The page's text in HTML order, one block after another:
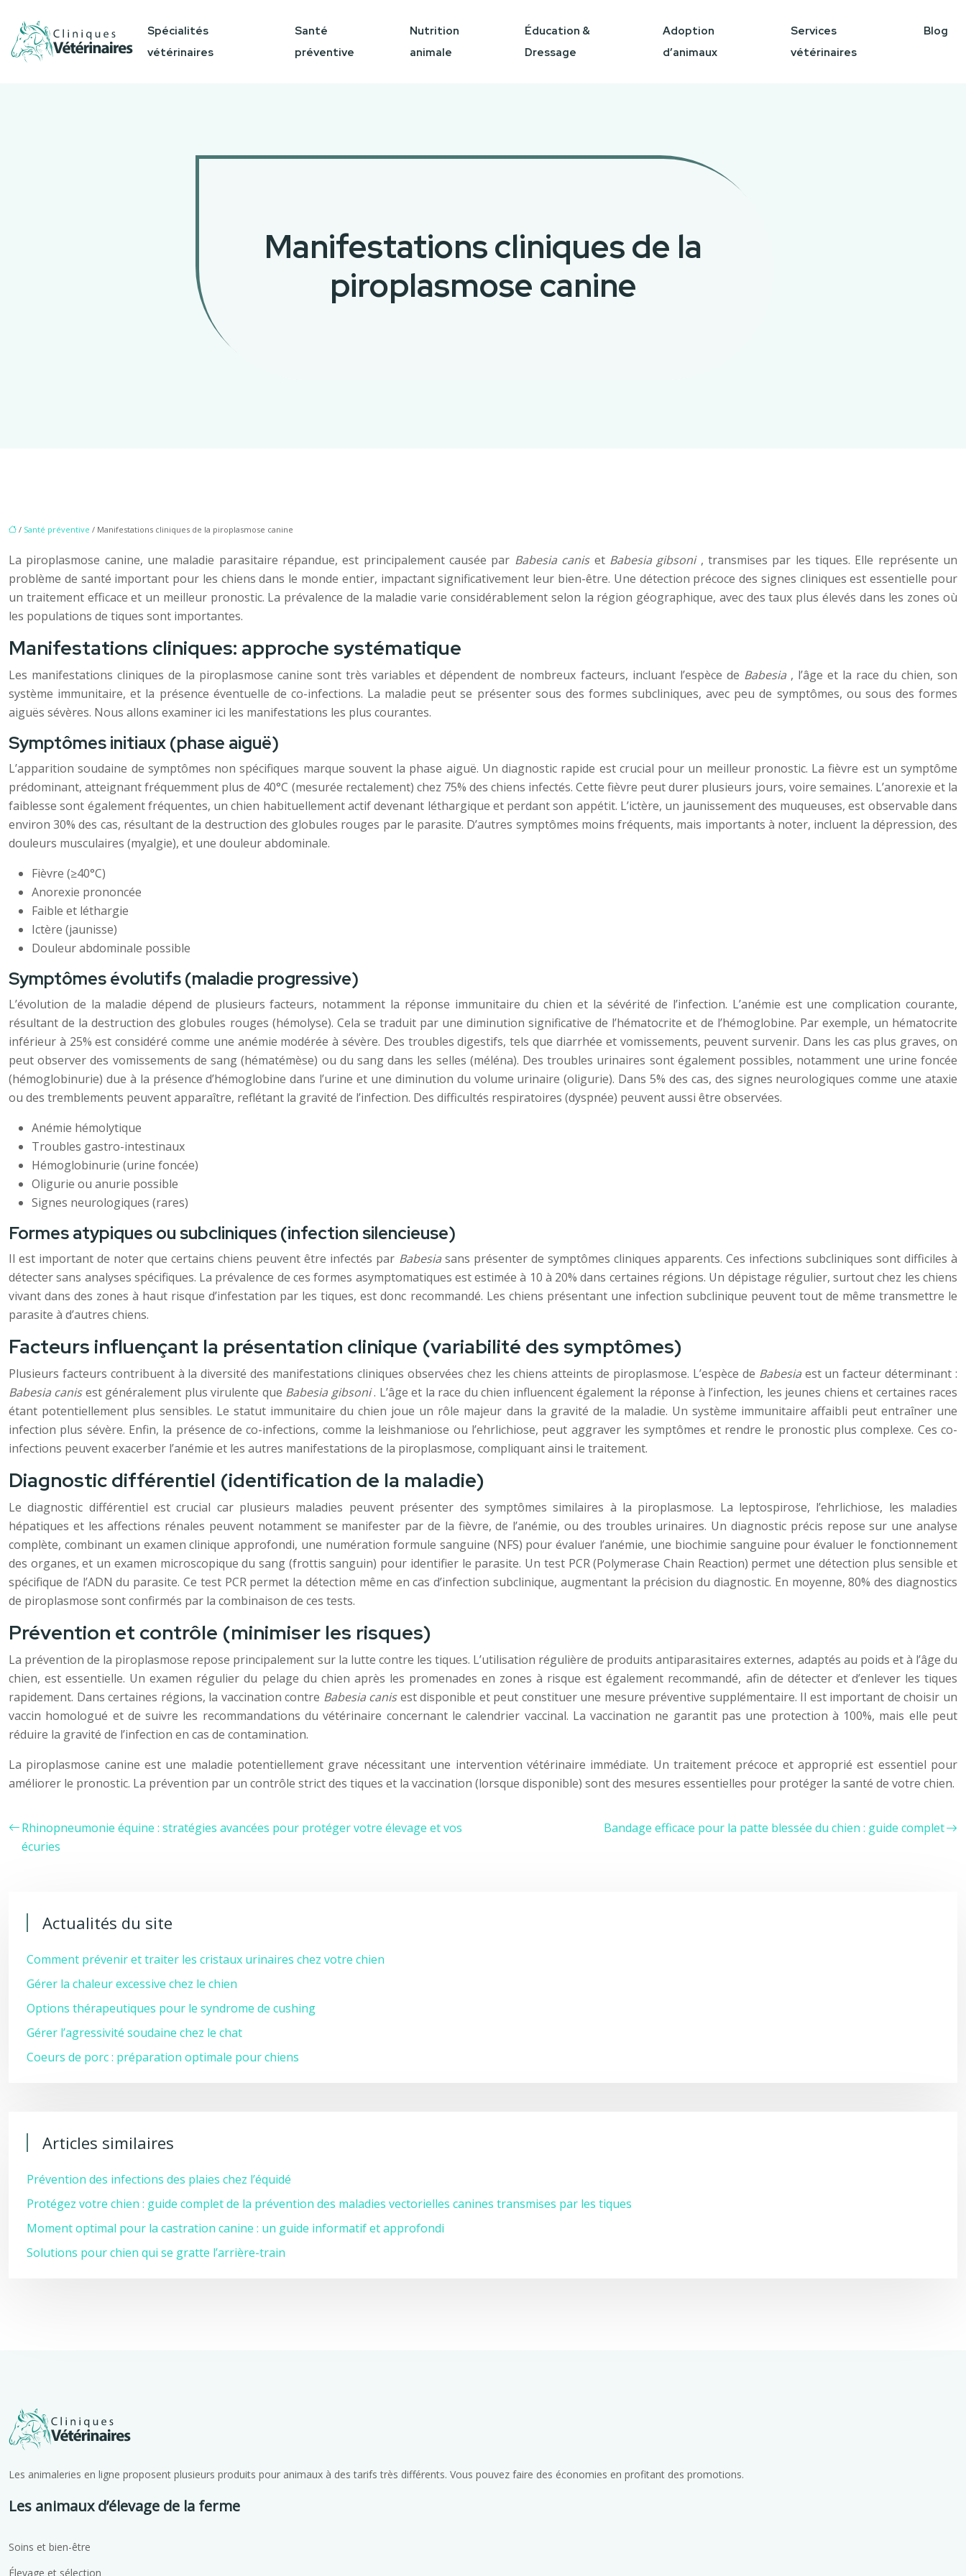
Spécialités
vétérinaires
Santé
préventive
Nutrition
animale
Éducation &
Dressage
Adoption
d’animaux
Services
vétérinaires
Blog
Manifestations cliniques de la
piroplasmose canine
/ Santé préventive / Manifestations cliniques de la piroplasmose canine
La piroplasmose canine, une maladie parasitaire répandue, est principalement causée par Babesia canis et Babesia gibsoni , transmises par les tiques. Elle représente un
problème de santé important pour les chiens dans le monde entier, impactant significativement leur bien-être. Une détection précoce des signes cliniques est essentielle pour
un traitement efficace et un meilleur pronostic. La prévalence de la maladie varie considérablement selon la région géographique, avec des taux plus élevés dans les zones où
les populations de tiques sont importantes.
Manifestations cliniques: approche systématique
Les manifestations cliniques de la piroplasmose canine sont très variables et dépendent de nombreux facteurs, incluant l’espèce de Babesia , l’âge et la race du chien, son
système immunitaire, et la présence éventuelle de co-infections. La maladie peut se présenter sous des formes subcliniques, avec peu de symptômes, ou sous des formes
aiguës sévères. Nous allons examiner ici les manifestations les plus courantes.
Symptômes initiaux (phase aiguë)
L’apparition soudaine de symptômes non spécifiques marque souvent la phase aiguë. Un diagnostic rapide est crucial pour un meilleur pronostic. La fièvre est un symptôme
prédominant, atteignant fréquemment plus de 40°C (mesurée rectalement) chez 75% des chiens infectés. Cette fièvre peut durer plusieurs jours, voire semaines. L’anorexie et la
faiblesse sont également fréquentes, un chien habituellement actif devenant léthargique et perdant son appétit. L’ictère, un jaunissement des muqueuses, est observable dans
environ 30% des cas, résultant de la destruction des globules rouges par le parasite. D’autres symptômes moins fréquents, mais importants à noter, incluent la dépression, des
douleurs musculaires (myalgie), et une douleur abdominale.
Fièvre (≥40°C)
Anorexie prononcée
Faible et léthargie
Ictère (jaunisse)
Douleur abdominale possible
Symptômes évolutifs (maladie progressive)
L’évolution de la maladie dépend de plusieurs facteurs, notamment la réponse immunitaire du chien et la sévérité de l’infection. L’anémie est une complication courante,
résultant de la destruction des globules rouges (hémolyse). Cela se traduit par une diminution significative de l’hématocrite et de l’hémoglobine. Par exemple, un hématocrite
inférieur à 25% est considéré comme une anémie modérée à sévère. Des troubles digestifs, tels que diarrhée et vomissements, peuvent survenir. Dans les cas plus graves, on
peut observer des vomissements de sang (hématémèse) ou du sang dans les selles (méléna). Des troubles urinaires sont également possibles, notamment une urine foncée
(hémoglobinurie) due à la présence d’hémoglobine dans l’urine et une diminution du volume urinaire (oligurie). Dans 5% des cas, des signes neurologiques comme une ataxie
ou des tremblements peuvent apparaître, reflétant la gravité de l’infection. Des difficultés respiratoires (dyspnée) peuvent aussi être observées.
Anémie hémolytique
Troubles gastro-intestinaux
Hémoglobinurie (urine foncée)
Oligurie ou anurie possible
Signes neurologiques (rares)
Formes atypiques ou subcliniques (infection silencieuse)
Il est important de noter que certains chiens peuvent être infectés par Babesia sans présenter de symptômes cliniques apparents. Ces infections subcliniques sont difficiles à
détecter sans analyses spécifiques. La prévalence de ces formes asymptomatiques est estimée à 10 à 20% dans certaines régions. Un dépistage régulier, surtout chez les chiens
vivant dans des zones à haut risque d’infestation par les tiques, est donc recommandé. Les chiens présentant une infection subclinique peuvent tout de même transmettre le
parasite à d’autres chiens.
Facteurs influençant la présentation clinique (variabilité des symptômes)
Plusieurs facteurs contribuent à la diversité des manifestations cliniques observées chez les chiens atteints de piroplasmose. L’espèce de Babesia est un facteur déterminant :
Babesia canisest généralement plus virulente que Babesia gibsoni. L’âge et la race du chien influencent également la réponse à l’infection, les jeunes chiens et certaines races
étant potentiellement plus sensibles. Le statut immunitaire du chien joue un rôle majeur dans la gravité de la maladie. Un système immunitaire affaibli peut entraîner une
infection plus sévère. Enfin, la présence de co-infections, comme la leishmaniose ou l’ehrlichiose, peut aggraver les symptômes et rendre le pronostic plus complexe. Ces co-
infections peuvent exacerber l’anémie et les autres manifestations de la piroplasmose, compliquant ainsi le traitement.
Diagnostic différentiel (identification de la maladie)
Le diagnostic différentiel est crucial car plusieurs maladies peuvent présenter des symptômes similaires à la piroplasmose. La leptospirose, l’ehrlichiose, les maladies
hépatiques et les affections rénales peuvent notamment se manifester par de la fièvre, de l’anémie, ou des troubles urinaires. Un diagnostic précis repose sur une analyse
complète, combinant un examen clinique approfondi, une numération formule sanguine (NFS) pour évaluer l’anémie, une biochimie sanguine pour évaluer le fonctionnement
des organes, et un examen microscopique du sang (frottis sanguin) pour identifier le parasite. Un test PCR (Polymerase Chain Reaction) permet une détection plus sensible et
spécifique de l’ADN du parasite. Ce test PCR permet la détection même en cas d’infection subclinique, augmentant la précision du diagnostic. En moyenne, 80% des diagnostics
de piroplasmose sont confirmés par la combinaison de ces tests.
Prévention et contrôle (minimiser les risques)
La prévention de la piroplasmose repose principalement sur la lutte contre les tiques. L’utilisation régulière de produits antiparasitaires externes, adaptés au poids et à l’âge du
chien, est essentielle. Un examen régulier du pelage du chien après les promenades en zones à risque est également recommandé, afin de détecter et d’enlever les tiques
rapidement. Dans certaines régions, la vaccination contre Babesia canisest disponible et peut constituer une mesure préventive supplémentaire. Il est important de choisir un
vaccin homologué et de suivre les recommandations du vétérinaire concernant le calendrier vaccinal. La vaccination ne garantit pas une protection à 100%, mais elle peut
réduire la gravité de l’infection en cas de contamination.
La piroplasmose canine est une maladie potentiellement grave nécessitant une intervention vétérinaire immédiate. Un traitement précoce et approprié est essentiel pour
améliorer le pronostic. La prévention par un contrôle strict des tiques et la vaccination (lorsque disponible) sont des mesures essentielles pour protéger la santé de votre chien.
Rhinopneumonie équine : stratégies avancées pour protéger votre élevage et vos
écuries
Bandage efficace pour la patte blessée du chien : guide complet
Actualités du site
Comment prévenir et traiter les cristaux urinaires chez votre chien
Gérer la chaleur excessive chez le chien
Options thérapeutiques pour le syndrome de cushing
Gérer l’agressivité soudaine chez le chat
Coeurs de porc : préparation optimale pour chiens
Articles similaires
Prévention des infections des plaies chez l’équidé
Protégez votre chien : guide complet de la prévention des maladies vectorielles canines transmises par les tiques
Moment optimal pour la castration canine : un guide informatif et approfondi
Solutions pour chien qui se gratte l’arrière-train
Les animaleries en ligne proposent plusieurs produits pour animaux à des tarifs très différents. Vous pouvez faire des économies en profitant des promotions.
Les animaux d’élevage de la ferme
Soins et bien-être
Élevage et sélection